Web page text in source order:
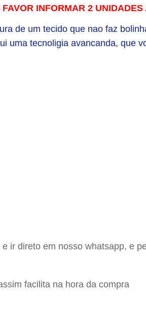
INFORMAR 2
de um tecido que nao faz
uma tecnoligia avancanda, que
ir direto em nosso whatsapp, e
facilita na hora da compra